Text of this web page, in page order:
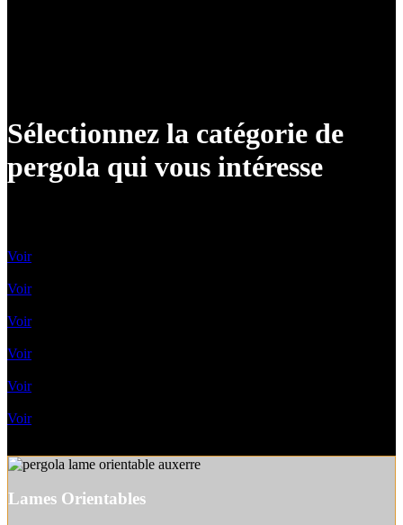
Sélectionnez la catégorie de
pergola qui vous intéresse
Voir
Voir
Voir
Voir
Voir
Voir
Lames Orientables